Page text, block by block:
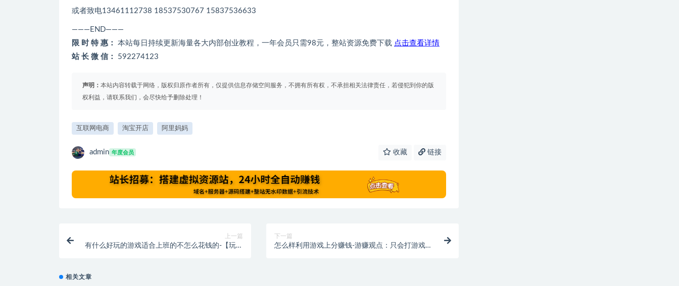
或者致电13461112738 18537530767 15837536633
———END———
限 时 特 惠： 本站每日持续更新海量各大内部创业教程，一年会员只需98元，整站资源免费下载 点击查看详情
站 长 微 信： 592274123
声明： 本站内容转载于网络，版权归原作者所有，仅提供信息存储空间服务，不拥有所有权，不承担相关法律责任，若侵犯到你的版
权利益，请联系我们，会尽快给予删除处理！
互联网电商 淘宝开店 阿里妈妈
admin 年度会员 收藏 链接
上一篇
有什么好玩的游戏适合上班的不怎么花钱的-【玩主
下一篇
怎么样利用游戏上分赚钱-游赚观点：只会打游戏怎
相关文章